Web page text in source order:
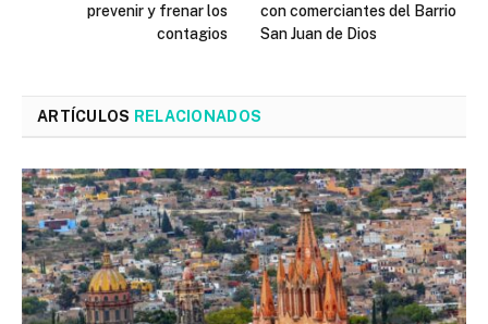
prevenir y frenar los
contagios
con comerciantes del Barrio
San Juan de Dios
ARTÍCULOS RELACIONADOS